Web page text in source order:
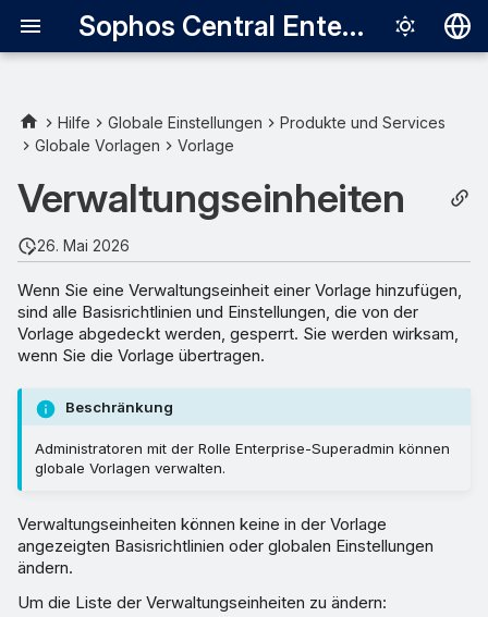
Sophos Central Enterprise
English
Français
한국어
中文（繁體）
Hilfe Globale Einstellungen
Produkte und Services
Globale Vorlagen
Vorlage
Verwaltungseinheiten
26. Mai 2026
Wenn Sie eine Verwaltungseinheit einer Vorlage hinzufügen,
sind alle Basisrichtlinien und Einstellungen, die von der
Vorlage abgedeckt werden, gesperrt. Sie werden wirksam,
wenn Sie die Vorlage übertragen.
Beschränkung
Administratoren mit der Rolle Enterprise-Superadmin können
globale Vorlagen verwalten.
Verwaltungseinheiten können keine in der Vorlage
angezeigten Basisrichtlinien oder globalen Einstellungen
ändern.
Um die Liste der Verwaltungseinheiten zu ändern: